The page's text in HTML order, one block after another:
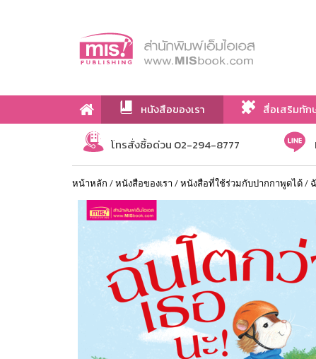
หนังสือของเรา สื่อเสริมทัก
เกี่ยวกับเรา
โทรสั่งซื้อด่วน 02-294-8777
หน้าหลัก /หนังสือของเรา /หนังสือที่ใช้ร่วมกับปากกาพูดได้/